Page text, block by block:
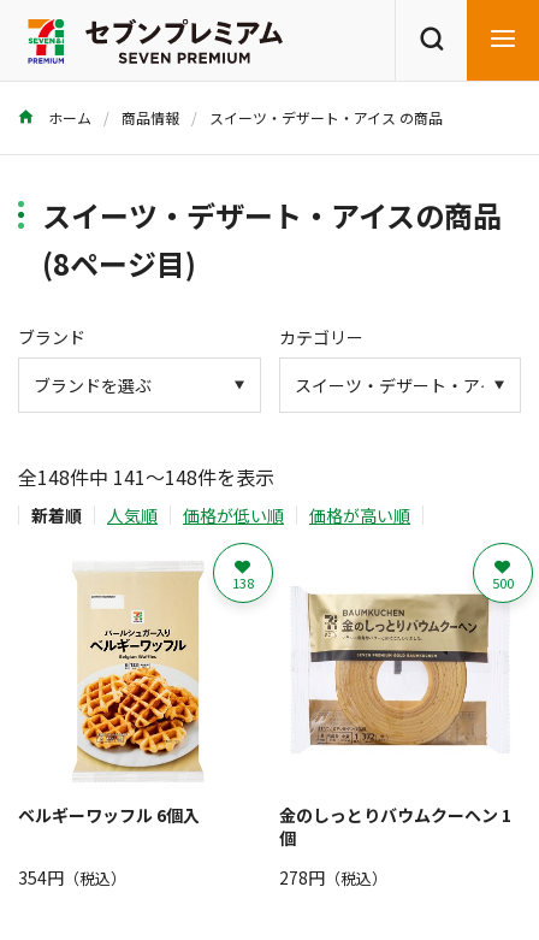
商品を探す レシピを探す
ホーム 商品情報 スイーツ・デザート・アイス の商品
スイーツ・デザート・アイスの商品
(8ページ目)
ブランド カテゴリー
全148件中 141～148件を表示
新着順 人気順 価格が低い順 価格が高い順
ベルギーワッフル 6個入
354円 （税込）
138
金のしっとりバウムクーヘン 1
個
278円（税込）
500